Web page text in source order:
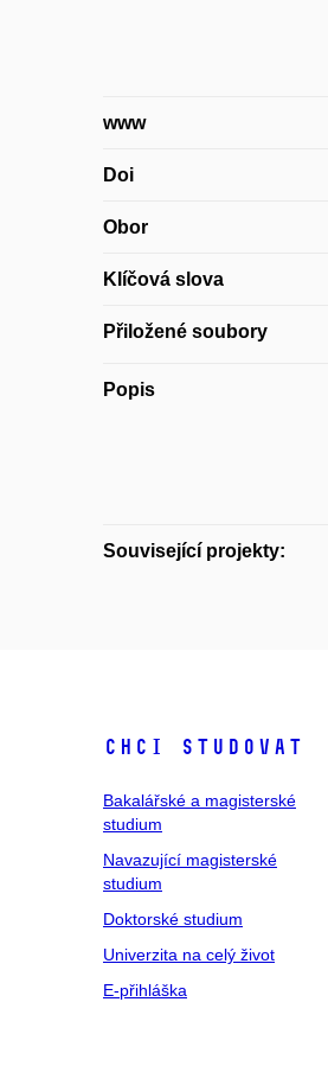
www
Doi
Obor
Klíčová slova
Přiložené soubory
Popis
Související projekty:
Chci studovat
Bakalářské a magisterské
studium
Navazující magisterské
studium
Doktorské studium
Univerzita na celý život
E-přihláška